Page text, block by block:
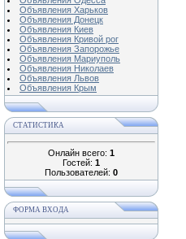
Объявления Харьков
Объявления Донецк
Объявления Киев
Объявления Кривой рог
Объявления Запорожье
Объявления Мариуполь
Объявления Николаев
Объявления Львов
Объявления Крым
СТАТИСТИКА
Онлайн всего: 1
Гостей: 1
Пользователей: 0
ФОРМА ВХОДА